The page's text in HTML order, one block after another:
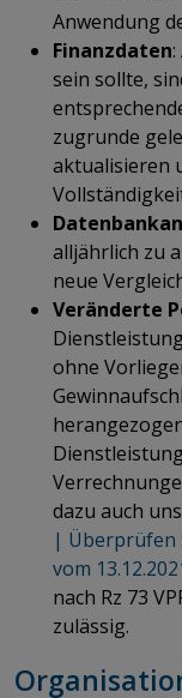
Anwendung
Finanzdaten
sein sollte,
zugrunde
aktualisieren
alljährlich zu
neue
Veränderte
ohne
dazu auch
| Überprüfen
vom
nach Rz 73
zulässig.